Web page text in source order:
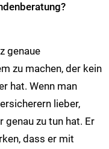
genaue
zu machen, der kein
hat. Wenn man
lieber,
genau zu tun hat. Er
dass er mit